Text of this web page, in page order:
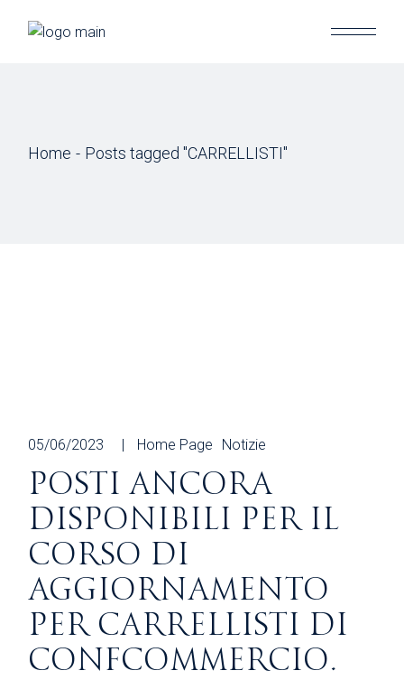
Home Posts tagged "CARRELLISTI"
05/06/2023 Home Page Notizie
POSTI ANCORA
DISPONIBILI PER IL
CORSO DI
AGGIORNAMENTO
PER CARRELLISTI DI
CONFCOMMERCIO.